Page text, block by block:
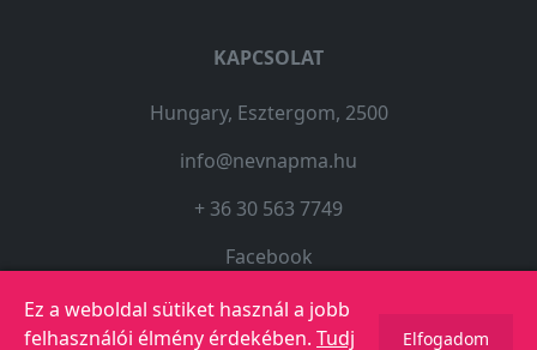
Ez a weboldal sütiket használ a jobb
felhasználói élmény érdekében. Tudj Elfogadom
KAPCSOLAT
Hungary, Esztergom, 2500
info@nevnapma.hu
+ 36 30 563 7749
Facebook